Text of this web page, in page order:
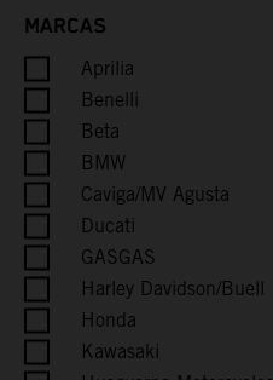
Burundi
Cambodia
Cameroon
Canada
Cape Verde
Caribbean Netherlands
MARCAS
Aprilia
Benelli
Beta
BMW
Caviga/MV Agusta
Ducati
GASGAS
Harley Davidson/Buell
Honda
Kawasaki